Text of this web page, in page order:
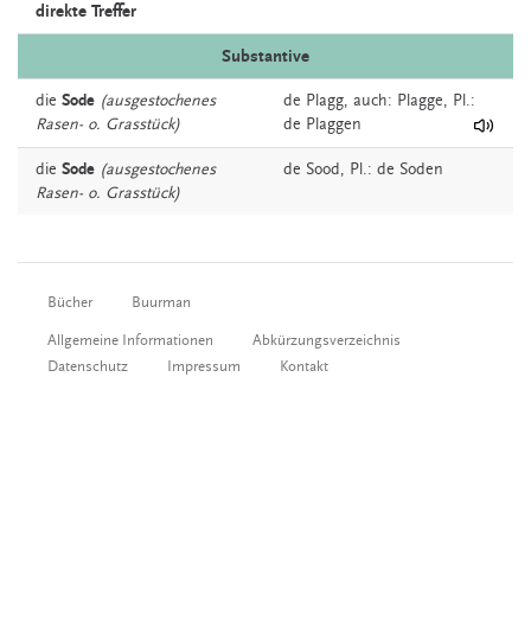
direkte Treffer
Substantive
die Sode (ausgestochenes
Rasen- o. Grasstück)
de Plagg, auch: Plagge, Pl.:
de Plaggen
die Sode (ausgestochenes
Rasen- o. Grasstück)
de Sood, Pl.: de Soden
Bücher Buurman
Allgemeine Informationen
Abkürzungsverzeichnis
Datenschutz
Impressum Kontakt